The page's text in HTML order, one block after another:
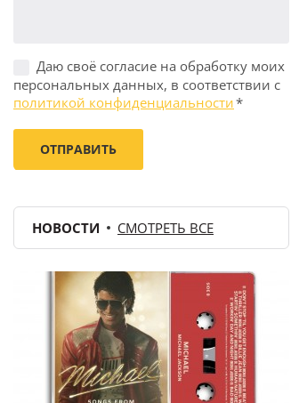
Даю своё согласие на обработку моих
персональных данных, в соответствии с
политикой конфиденциальности*
НОВОСТИ СМОТРЕТЬ ВСЕ